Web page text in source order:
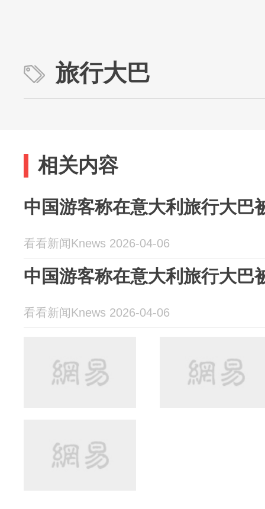
旅行大巴
相关内容
中国游客称在意大利旅行大巴
看看新闻Knews 2026-04-06
中国游客称在意大利旅行大巴
看看新闻Knews 2026-04-06